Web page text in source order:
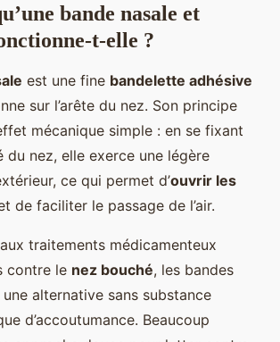
bande nasale et
t-elle ?
est une fine bandelette adhésive
sur l’arête du nez. Son principe
mécanique simple : en se fixant
du nez, elle exerce une légère
ce qui permet d’ouvrir les
de faciliter le passage de l’air.
traitements médicamenteux
contre le nez bouché, les bandes
alternative sans substance
d’accoutumance. Beaucoup